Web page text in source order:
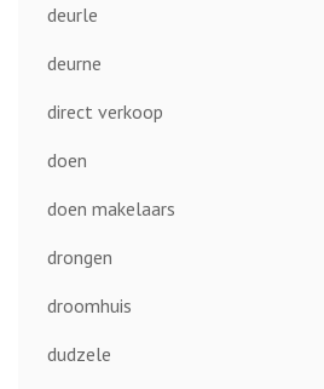
deurle
deurne
direct verkoop
doen
doen makelaars
drongen
droomhuis
dudzele